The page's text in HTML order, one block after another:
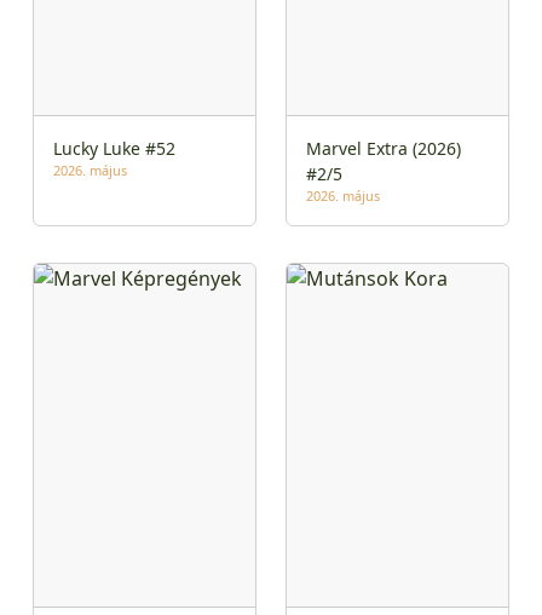
Lucky Luke #52
2026. május
Marvel Extra (2026)
#2/5
2026. május